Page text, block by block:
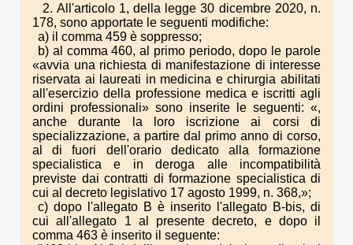
2. All'articolo 1, della legge 30 dicembre 2020, n.
178, sono apportate le seguenti modifiche:
a) il comma 459 è soppresso;
b) al comma 460, al primo periodo, dopo le parole
«avvia una richiesta di manifestazione di interesse
riservata ai laureati in medicina e chirurgia abilitati
all'esercizio della professione medica e iscritti agli
ordini professionali» sono inserite le seguenti: «,
anche durante la loro iscrizione ai corsi di
specializzazione, a partire dal primo anno di corso,
al di fuori dell'orario dedicato alla formazione
specialistica e in deroga alle incompatibilità
previste dai contratti di formazione specialistica di
cui al decreto legislativo 17 agosto 1999, n. 368,»;
c) dopo l'allegato B è inserito l'allegato B-bis, di
cui all'allegato 1 al presente decreto, e dopo il
comma 463 è inserito il seguente: